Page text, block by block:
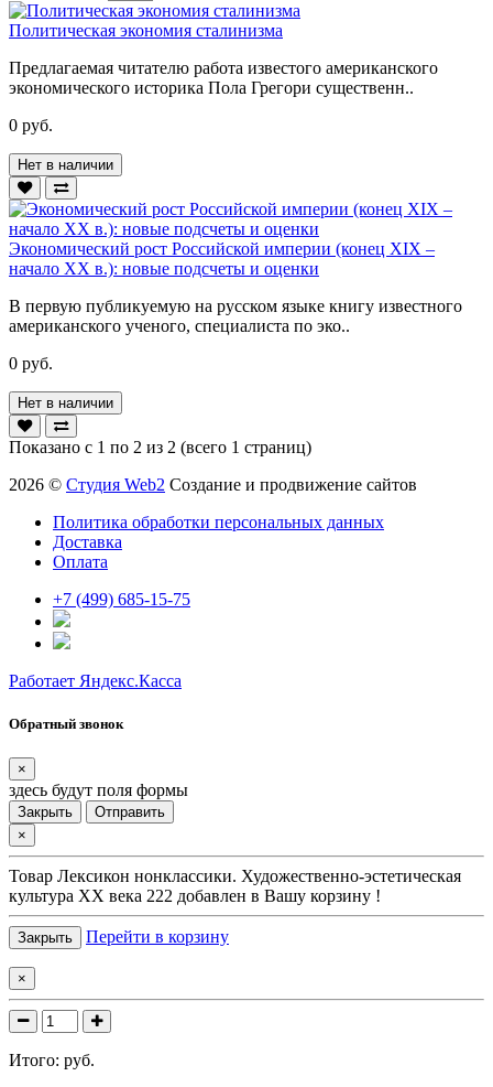
Политическая экономия сталинизма
Предлагаемая читателю работа известого американского
экономического историка Пола Грегори существенн..
0 руб.
Нет в наличии
Экономический рост Российской империи (конец XIX –
начало XX в.): новые подсчеты и оценки
В первую публикуемую на русском языке книгу известного
американского ученого, специалиста по эко..
0 руб.
Нет в наличии
Показано с 1 по 2 из 2 (всего 1 страниц)
2026 © Студия Web2 Создание и продвижение сайтов
Политика обработки персональных данных
Доставка
Оплата
+7 (499) 685-15-75
Работает Яндекс.Касса
Обратный звонок
×
здесь будут поля формы
Закрыть
Отправить
×
Товар Лексикон нонклассики. Художественно-эстетическая
культура XX века 222 добавлен в Вашу корзину !
Закрыть Перейти в корзину
×
Итого: руб.